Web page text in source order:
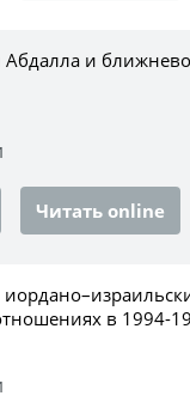
и
Читать online
в 1994-